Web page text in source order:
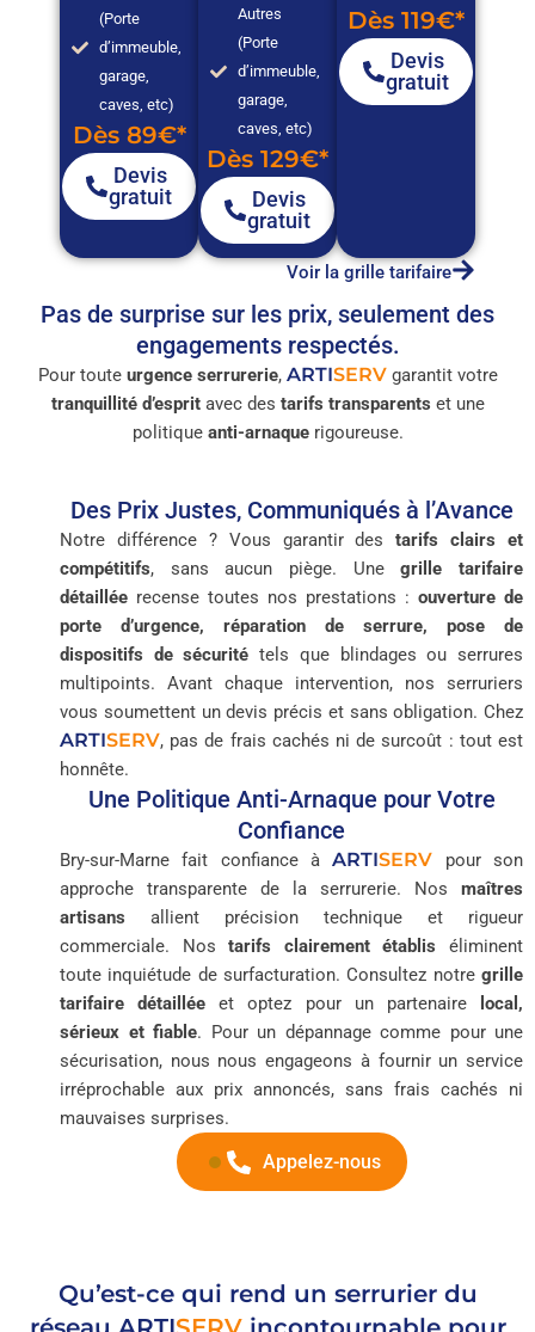
(Porte
d’immeuble,
garage,
caves, etc)
Dès 89€*
Devis
gratuit
Autres
(Porte
d’immeuble,
garage,
caves, etc)
Dès 129€*
Devis
gratuit
Dès 119€*
Devis
gratuit
Voir la grille tarifaire
Pas de surprise sur les prix, seulement des
engagements respectés.
Pour toute urgence serrurerie, ARTISERVgarantit votre
tranquillité d’espritavec des tarifs transparents et une
politique anti-arnaquerigoureuse.
Des Prix Justes, Communiqués à l’Avance
Notre différence ? Vous garantir destarifs clairs et
compétitifs, sans aucun piège. Unegrille tarifaire
détaillée recense toutes nos prestations : ouverture de
porte d’urgence, réparation de serrure, pose de
dispositifs de sécurité tels que blindages ou serrures
multipoints. Avant chaque intervention, nos serruriers
vous soumettent un devis précis et sans obligation. Chez
ARTISERV, pas de frais cachés ni de surcoût : tout est
honnête.
Une Politique Anti-Arnaque pour Votre
Confiance
Bry-sur-Marne fait confiance àARTISERV pour son
approche transparente de la serrurerie. Nos maîtres
artisans allient précision technique et rigueur
commerciale. Nostarifs clairement établis éliminent
toute inquiétude de surfacturation. Consultez notre grille
tarifaire détaillée et optez pour un partenaire
local,
sérieux et fiable. Pour un dépannage comme pour une
sécurisation, nous nous engageons à fournir un service
irréprochable aux prix annoncés, sans frais cachés ni
mauvaises surprises.
Appelez-nous
Qu’est-ce qui rend un serrurier du